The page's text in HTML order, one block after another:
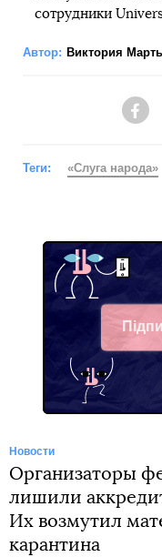
сотрудники
Автор: Виктория
Теги: «Слуга народа»
Новости
Организаторы
лишили
Их возмутил
карантина